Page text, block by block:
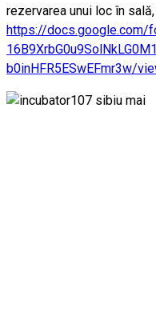
rezervarea unui loc în
https://docs.google.com/
b0inHFR5ESwEFmr3w/